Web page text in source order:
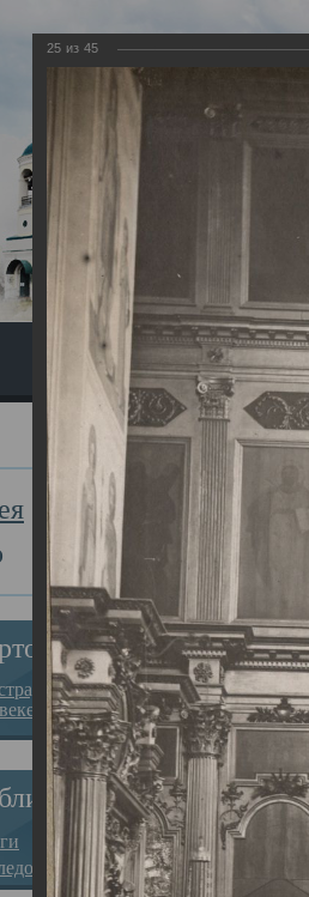
Экскурсия
за веру в
на Севере”
Главная
25 из 45